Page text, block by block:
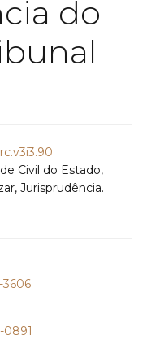
do
Civil do Estado,
Jurisprudência.